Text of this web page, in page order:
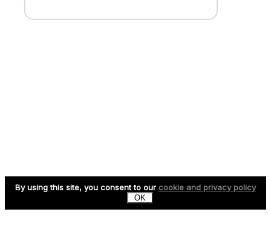
By using this site, you consent to our cookie and privacy policy